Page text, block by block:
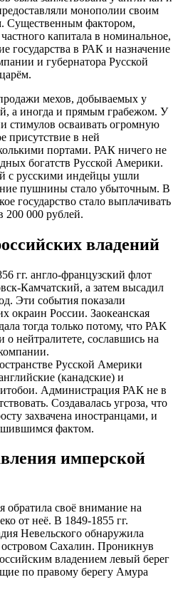
монополии своим
Существенным фактором,
капитала в номинальное,
государства в РАК и назначение
и губернатора Русской
мехов, добываемых у
а иногда и прямым грабежом. У
осваивать огромную
присутствие в ней
портами. РАК ничего не
богатств Русской Америки.
с русскими индейцы ушли
пушнины стало убыточным. В
государство стало выплачивать
000 рублей.
владений
гг. англо-французский флот
Камчатский, а затем высадил
Эти события показали
окраин России. Заокеанская
тогда только потому, что РАК
о нейтралитете, сославшись на
Русской Америки
(канадские) и
Администрация РАК не в
Создавалась угроза, что
захвачена иностранцами, и
фактом.
имперской
обратила своё внимание на
от неё. В 1849-1855 гг.
Невельского обнаружила
Сахалин. Проникнув
владением левый берег
по правому берегу Амура